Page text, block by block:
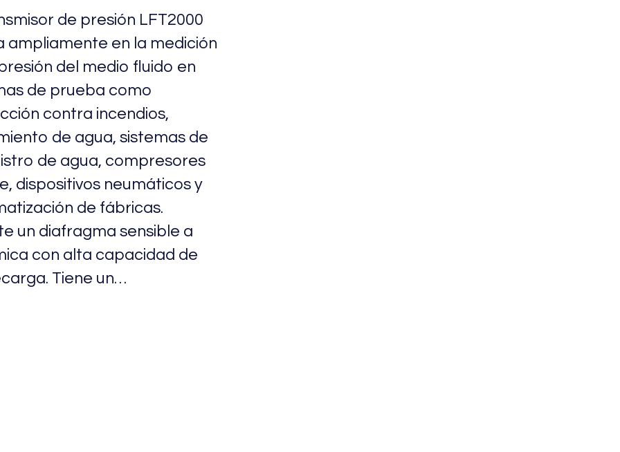
de presión LFT2000
ampliamente en la medición
del medio fluido en
de prueba como
contra incendios,
de agua, sistemas de
de agua, compresores
dispositivos neumáticos y
de fábricas.
un diafragma sensible a
con alta capacidad de
Tiene un…